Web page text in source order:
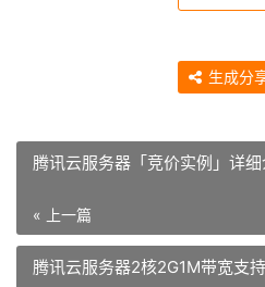
生成分
腾讯云服务器「竞价实例」详细
« 上一篇
腾讯云服务器2核2G1M带宽支